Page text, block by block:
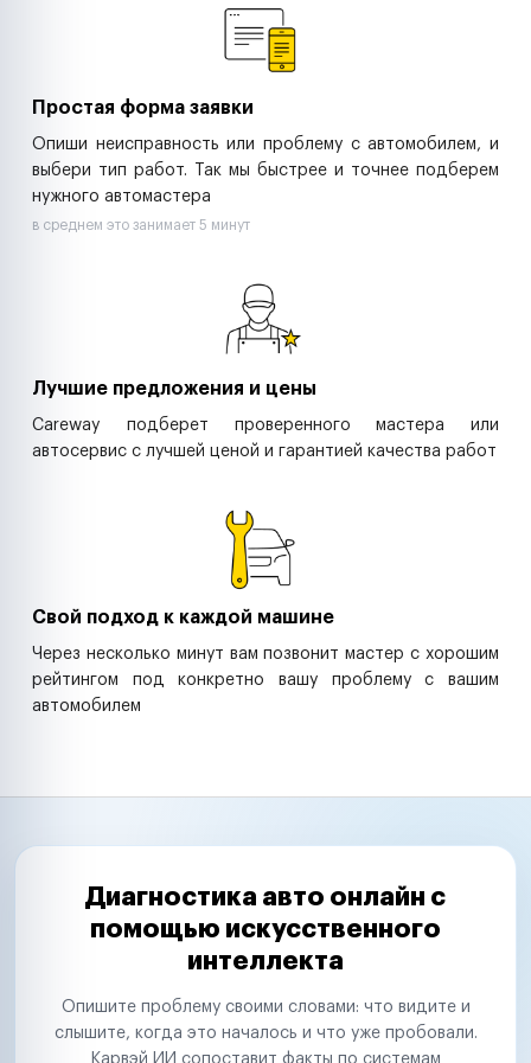
Простая форма заявки
Опиши неисправность или проблему с автомобилем, и
выбери тип работ. Так мы быстрее и точнее подберем
нужного автомастера
в среднем это занимает 5 минут
Лучшие предложения и цены
Careway подберет проверенного мастера или
автосервис с лучшей ценой и гарантией качества работ
Свой подход к каждой машине
Через несколько минут вам позвонит мастер с хорошим
рейтингом под конкретно вашу проблему с вашим
автомобилем
Диагностика авто онлайн с
помощью искусственного
интеллекта
Опишите проблему своими словами: что видите и
слышите, когда это началось и что уже пробовали.
Карвэй ИИ сопоставит факты по системам